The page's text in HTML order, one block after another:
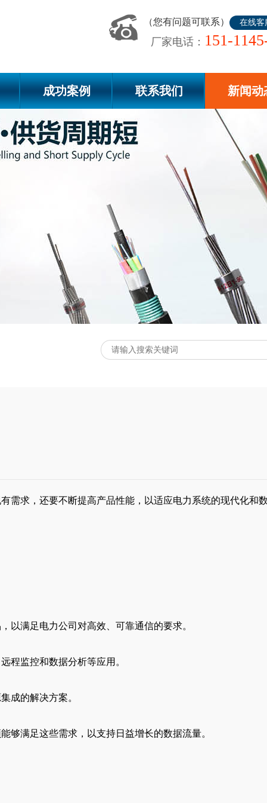
（您有问题可联系） 在线客
厂家电话： 151-
成功案例 联系我们 新闻动
需求，还要不断提高产品性能，以适应电力系统的现代化和
以满足电力公司对高效、可靠通信的要求。
程监控和数据分析等应用。
成的解决方案。
够满足这些需求，以支持日益增长的数据流量。